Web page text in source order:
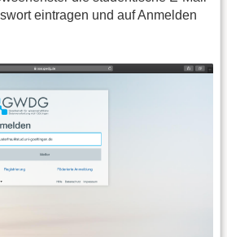
eintragen und auf Anmelden